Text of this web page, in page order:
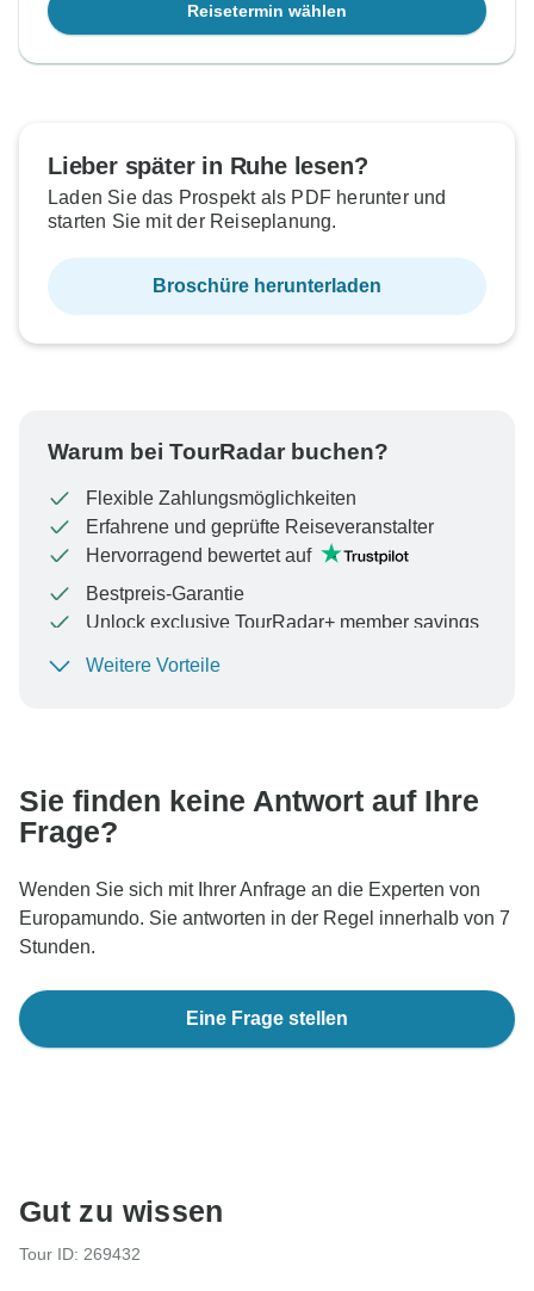
Reisetermin wählen
Lieber später in Ruhe lesen?
Laden Sie das Prospekt als PDF herunter und
starten Sie mit der Reiseplanung.
Broschüre herunterladen
Warum bei TourRadar buchen?
Flexible Zahlungsmöglichkeiten
Erfahrene und geprüfte Reiseveranstalter
Hervorragend bewertet auf
Bestpreis-Garantie
Unlock exclusive TourRadar+ member savings
Um Ihre Zahlung zu schützen und sicherzustellen,
Weitere Vorteile
Sie finden keine Antwort auf Ihre
Frage?
Wenden Sie sich mit Ihrer Anfrage an die Experten von
Europamundo. Sie antworten in der Regel innerhalb von 7
Stunden.
Eine Frage stellen
Gut zu wissen
Tour ID: 269432